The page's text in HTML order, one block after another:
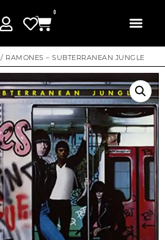
0
/ RAMONES – SUBTERRANEAN JUNGLE